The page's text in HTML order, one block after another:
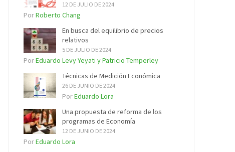
12 DE JULIO DE 2024
PorRoberto Chang
En busca del equilibrio de precios
relativos
5 DE JULIO DE 2024
PorEduardo Levy Yeyati y Patricio Temperley
Técnicas de Medición Económica
26 DE JUNIO DE 2024
PorEduardo Lora
Una propuesta de reforma de los
programas de Economía
12 DE JUNIO DE 2024
PorEduardo Lora